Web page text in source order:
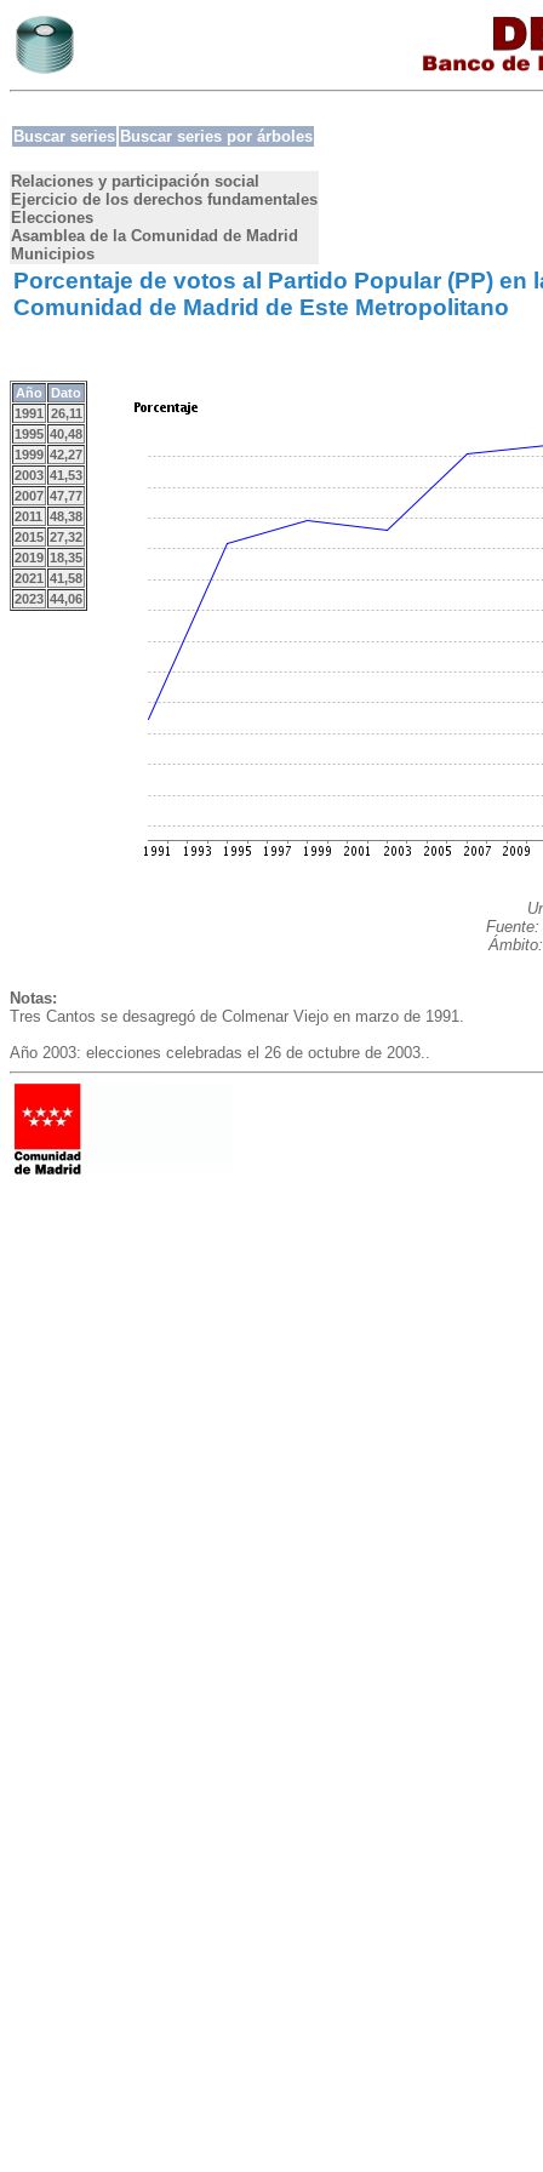
Buscar series Buscar series por árboles
Relaciones y participación social
Ejercicio de los derechos fundamentales
Elecciones
Asamblea de la Comunidad de Madrid
Municipios
Porcentaje de votos al Partido Popular (PP) en
Comunidad de Madrid de Este Metropolitano
Año
Dato
1991 26,11
1995 40,48
1999 42,27
2003 41,53
2007 47,77
2011 48,38
2015 27,32
2019 18,35
2021 41,58
2023 44,06
Fuente:
Notas:
Tres Cantos se desagregó de Colmenar Viejo en marzo de 1991.
Año 2003: elecciones celebradas el 26 de octubre de 2003..